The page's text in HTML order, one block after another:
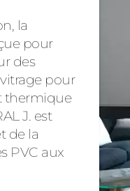
la
pour
des
pour
thermique
J. est
de la
PVC aux